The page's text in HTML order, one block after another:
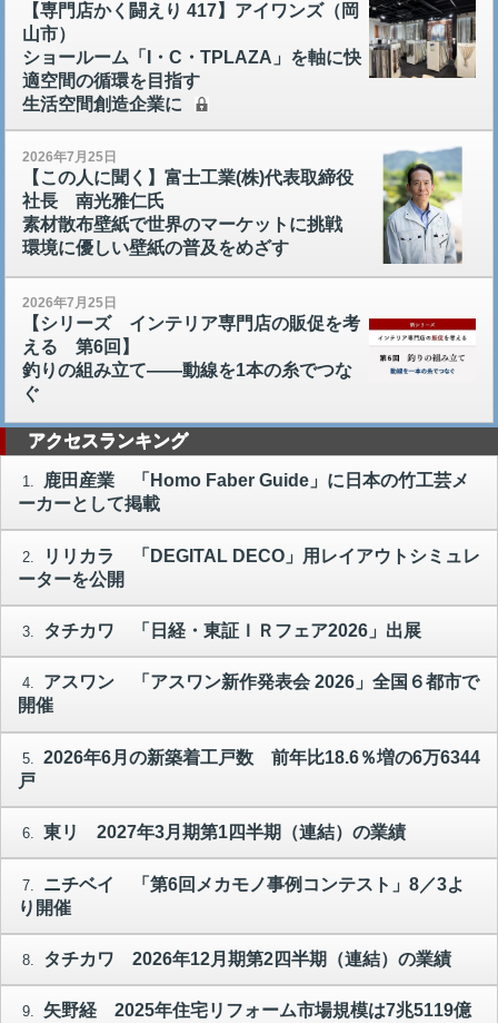
【専門店かく闘えり 417】アイワンズ（岡
山市）
ショールーム「I・C・TPLAZA」を軸に快
適空間の循環を目指す
生活空間創造企業に
2026年7月25日
【この人に聞く】富士工業(株)代表取締役
社長 南光雅仁氏
素材散布壁紙で世界のマーケットに挑戦
環境に優しい壁紙の普及をめざす
2026年7月25日
【シリーズ インテリア専門店の販促を考
える 第6回】
釣りの組み立て――動線を1本の糸でつな
ぐ
アクセスランキング
1.
鹿田産業 「Homo Faber Guide」に日本の竹工芸メ
ーカーとして掲載
2.
リリカラ 「DEGITAL DECO」用レイアウトシミュレ
ーターを公開
3. タチカワ 「日経・東証ＩＲフェア2026」出展
4.
アスワン 「アスワン新作発表会 2026」全国６都市で
開催
5.
2026年6月の新築着工戸数 前年比18.6％増の6万6344
戸
6. 東リ 2027年3月期第1四半期（連結）の業績
7.
ニチベイ 「第6回メカモノ事例コンテスト」8／3よ
り開催
8. タチカワ 2026年12月期第2四半期（連結）の業績
9.
矢野経 2025年住宅リフォーム市場規模は7兆5119億